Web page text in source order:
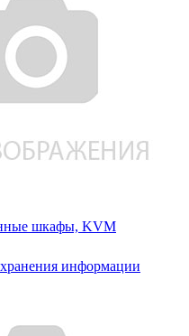
шкафы, KVM
информации